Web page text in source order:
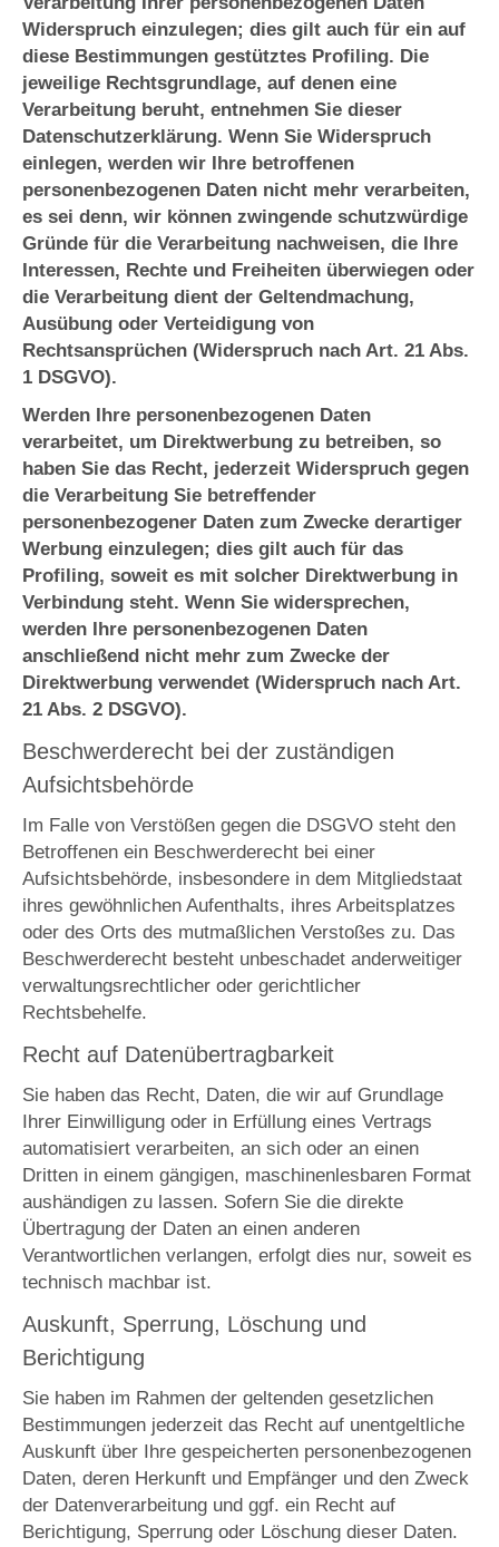
Widerspruch einzulegen; dies gilt auch für ein auf
diese Bestimmungen gestütztes Profiling. Die
jeweilige Rechtsgrundlage, auf denen eine
Verarbeitung beruht, entnehmen Sie dieser
Datenschutzerklärung. Wenn Sie Widerspruch
einlegen, werden wir Ihre betroffenen
personenbezogenen Daten nicht mehr verarbeiten,
es sei denn, wir können zwingende schutzwürdige
Gründe für die Verarbeitung nachweisen, die Ihre
Interessen, Rechte und Freiheiten überwiegen oder
die Verarbeitung dient der Geltendmachung,
Ausübung oder Verteidigung von
Rechtsansprüchen (Widerspruch nach Art. 21 Abs.
1 DSGVO).
Werden Ihre personenbezogenen Daten
verarbeitet, um Direktwerbung zu betreiben, so
haben Sie das Recht, jederzeit Widerspruch gegen
die Verarbeitung Sie betreffender
personenbezogener Daten zum Zwecke derartiger
Werbung einzulegen; dies gilt auch für das
Profiling, soweit es mit solcher Direktwerbung in
Verbindung steht. Wenn Sie widersprechen,
werden Ihre personenbezogenen Daten
anschließend nicht mehr zum Zwecke der
Direktwerbung verwendet (Widerspruch nach Art.
21 Abs. 2 DSGVO).
Beschwerderecht bei der zuständigen
Aufsichtsbehörde
Im Falle von Verstößen gegen die DSGVO steht den
Betroffenen ein Beschwerderecht bei einer
Aufsichtsbehörde, insbesondere in dem Mitgliedstaat
ihres gewöhnlichen Aufenthalts, ihres Arbeitsplatzes
oder des Orts des mutmaßlichen Verstoßes zu. Das
Beschwerderecht besteht unbeschadet anderweitiger
verwaltungsrechtlicher oder gerichtlicher
Rechtsbehelfe.
Recht auf Datenübertragbarkeit
Sie haben das Recht, Daten, die wir auf Grundlage
Ihrer Einwilligung oder in Erfüllung eines Vertrags
automatisiert verarbeiten, an sich oder an einen
Dritten in einem gängigen, maschinenlesbaren Format
aushändigen zu lassen. Sofern Sie die direkte
Übertragung der Daten an einen anderen
Verantwortlichen verlangen, erfolgt dies nur, soweit es
technisch machbar ist.
Auskunft, Sperrung, Löschung und
Berichtigung
Sie haben im Rahmen der geltenden gesetzlichen
Bestimmungen jederzeit das Recht auf unentgeltliche
Auskunft über Ihre gespeicherten personenbezogenen
Daten, deren Herkunft und Empfänger und den Zweck
der Datenverarbeitung und ggf. ein Recht auf
Berichtigung, Sperrung oder Löschung dieser Daten.